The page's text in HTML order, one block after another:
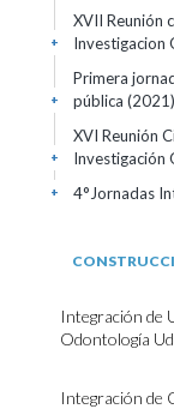
XVII Reunión
Investigacion
+
Primera
pública (2021)
+
XVI Reunión
Investigación
+
4°Jornadas
+
Integración de
Odontología
Integración de